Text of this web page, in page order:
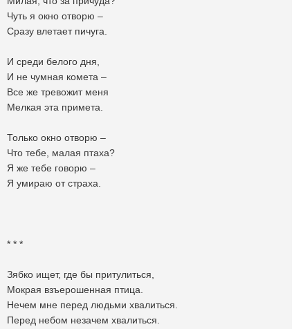
Чуть я окно отворю –
Сразу влетает пичуга.
И среди белого дня,
И не чумная комета –
Все же тревожит меня
Мелкая эта примета.
Только окно отворю –
Что тебе, малая птаха?
Я же тебе говорю –
Я умираю от страха.
* * *
Зябко ищет, где бы притулиться,
Мокрая взъерошенная птица.
Нечем мне перед людьми хвалиться.
Перед небом незачем хвалиться.